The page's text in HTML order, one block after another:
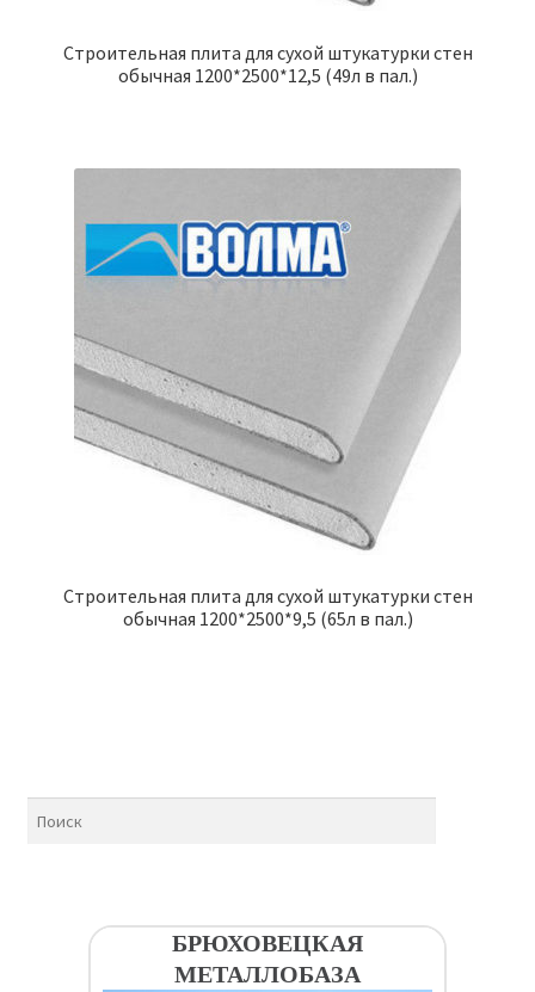
Строительная плита для сухой штукатурки стен
обычная 1200*2500*12,5 (49л в пал.)
Строительная плита для сухой штукатурки стен
обычная 1200*2500*9,5 (65л в пал.)
БРЮХОВЕЦКАЯ
МЕТАЛЛОБАЗА